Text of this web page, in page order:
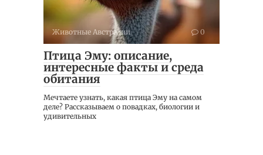
Животные Австралии 0
Птица Эму: описание,
интересные факты и среда
обитания
Мечтаете узнать, какая птица Эму на самом
деле? Рассказываем о повадках, биологии и
удивительных